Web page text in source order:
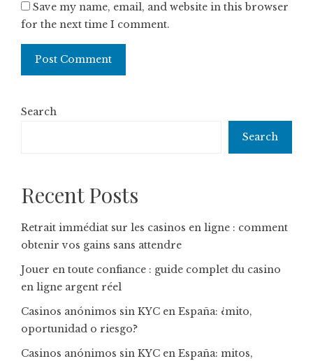
Save my name, email, and website in this browser
for the next time I comment.
Search
Search
Recent Posts
Retrait immédiat sur les casinos en ligne : comment
obtenir vos gains sans attendre
Jouer en toute confiance : guide complet du casino
en ligne argent réel
Casinos anónimos sin KYC en España: ¿mito,
oportunidad o riesgo?
Casinos anónimos sin KYC en España: mitos,